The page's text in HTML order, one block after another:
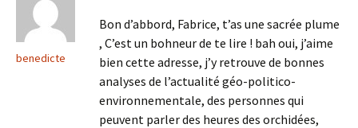
benedicte
Bon d’abbord, Fabrice, t’as une sacrée plume
, C’est un bohneur de te lire ! bah oui, j’aime
bien cette adresse, j’y retrouve de bonnes
analyses de l’actualité géo-politico-
environnementale, des personnes qui
peuvent parler des heures des orchidées,